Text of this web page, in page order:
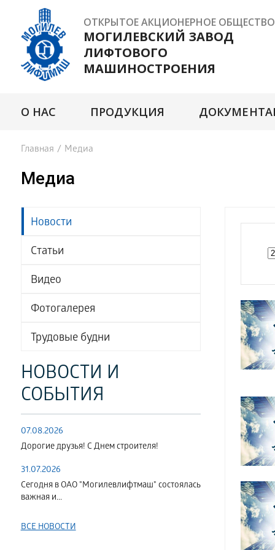
ОТКРЫТОЕ АКЦИОНЕРНОЕ ОБЩЕСТВО
МОГИЛЕВСКИЙ ЗАВОД
ЛИФТОВОГО
МАШИНОСТРОЕНИЯ
О НАС ПРОДУКЦИЯ
Главная / Медиа
Медиа
Новости
Статьи
Видео
Фотогалерея
Трудовые будни
НОВОСТИ И
СОБЫТИЯ
07.08.2026
Дорогие друзья! С Днем строителя!
31.07.2026
Сегодня в ОАО "Могилевлифтмаш" состоялась
важная и...
ВСЕ НОВОСТИ